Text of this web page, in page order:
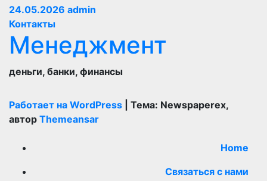
24.05.2026 admin
Контакты
Менеджмент
деньги, банки, финансы
Работает на WordPress
Тема: Newspaperex,
автор Themeansar
Home
Связаться с нами